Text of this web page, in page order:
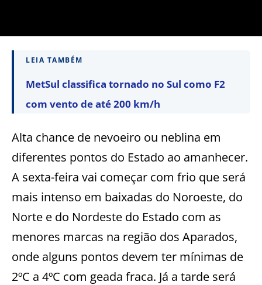
LEIA TAMBÉM
MetSul classifica tornado no Sul como F2
com vento de até 200 km/h
Alta chance de nevoeiro ou neblina em
diferentes pontos do Estado ao amanhecer.
A sexta-feira vai começar com frio que será
mais intenso em baixadas do Noroeste, do
Norte e do Nordeste do Estado com as
menores marcas na região dos Aparados,
onde alguns pontos devem ter mínimas de
2ºC a 4ºC com geada fraca. Já a tarde será